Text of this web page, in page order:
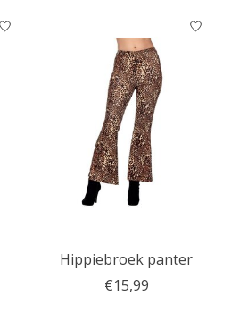
Hippiebroek panter
€15,99